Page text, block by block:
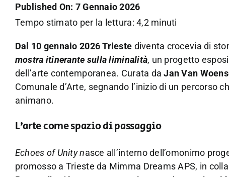
Published On: 7 Gennaio 2026
Tempo stimato per la lettura: 4,2 minuti
Dal 10 gennaio 2026 Trieste diventa crocevia di
mostra itinerante sulla liminalità, un progetto
dell’arte contemporanea. Curata daJan Van
Comunale d’Arte, segnando l’inizio di un
animano.
L’arte come spazio di passaggio
Echoes of Unity nasce all’interno dell’omonimo
promosso a Trieste da Mimma Dreams APS, in